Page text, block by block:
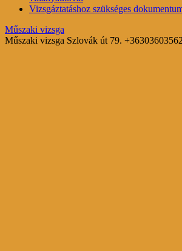
Vizsgáztatáshoz szükséges
Műszaki vizsga
Műszaki vizsga Szlovák út 79.